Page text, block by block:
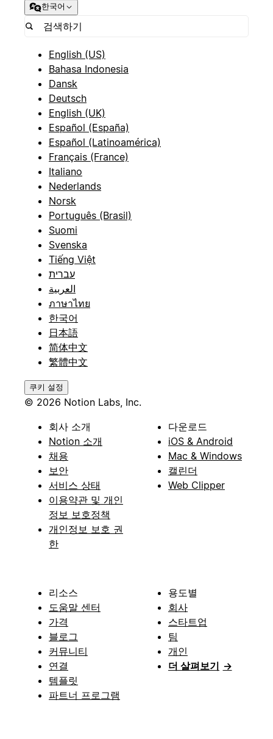
한국어
English (US)
Bahasa Indonesia
Dansk
Deutsch
English (UK)
Español (España)
Español (Latinoamérica)
Français (France)
Italiano
Nederlands
Norsk
Português (Brasil)
Suomi
Svenska
Tiếng Việt
עברית
العربية
ภาษาไทย
한국어
日本語
简体中文
繁體中文
쿠키 설정
© 2026 Notion Labs, Inc.
회사 소개
Notion 소개
채용
보안
서비스 상태
이용약관 및 개인
정보 보호정책
개인정보 보호 권
한
다운로드
iOS & Android
Mac & Windows
캘린더
Web Clipper
리소스
도움말 센터
가격
블로그
커뮤니티
연결
템플릿
파트너 프로그램
용도별
회사
스타트업
팀
개인
더 살펴보기 →